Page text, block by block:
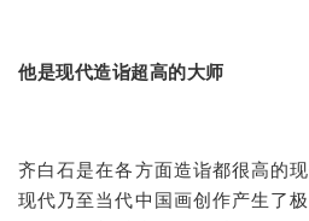
他是现代造诣超高的大师
齐白石是在各方面造诣都很高的
现代乃至当代中国画创作产生了